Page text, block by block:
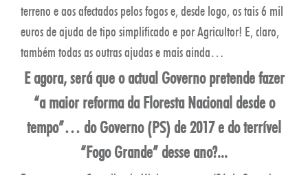
terreno e aos afectados pelos fogos e, desde logo, os tais 6 mil
euros de ajuda de tipo simplificado e por Agricultor! E, claro,
também todas as outras ajudas e mais ainda…
E agora, será que o actual Governo pretende fazer
“a maior reforma da Floresta Nacional desde o
tempo”… do Governo (PS) de 2017 e do terrível
“Fogo Grande” desse ano?...